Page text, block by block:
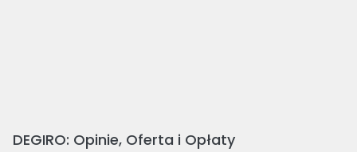
DEGIRO: Opinie, Oferta i Opłaty